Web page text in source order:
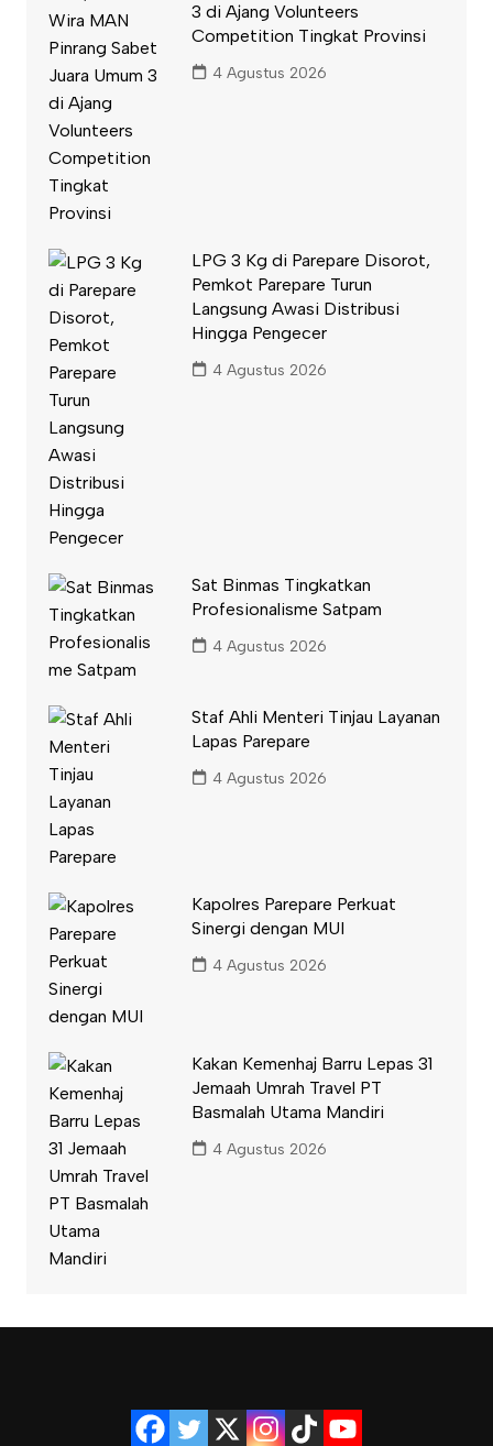
3 di Ajang Volunteers
Competition Tingkat Provinsi
4 Agustus 2026
LPG 3 Kg di Parepare Disorot,
Pemkot Parepare Turun
Langsung Awasi Distribusi
Hingga Pengecer
4 Agustus 2026
Sat Binmas Tingkatkan
Profesionalisme Satpam
4 Agustus 2026
Staf Ahli Menteri Tinjau Layanan
Lapas Parepare
4 Agustus 2026
Kapolres Parepare Perkuat
Sinergi dengan MUI
4 Agustus 2026
Kakan Kemenhaj Barru Lepas 31
Jemaah Umrah Travel PT
Basmalah Utama Mandiri
4 Agustus 2026